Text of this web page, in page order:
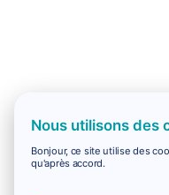
Nous utilisons des
Bonjour, ce site utilise des
qu'après accord.